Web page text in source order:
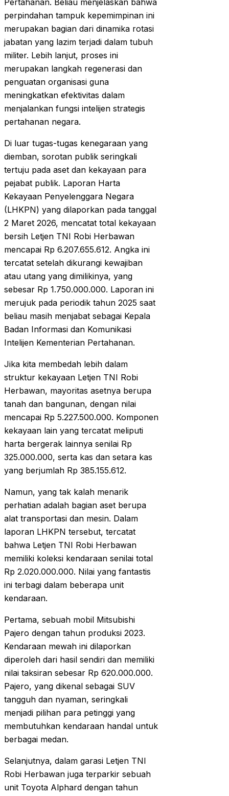
Pertahanan. Beliau menjelaskan bahwa
perpindahan tampuk kepemimpinan ini
merupakan bagian dari dinamika rotasi
jabatan yang lazim terjadi dalam tubuh
militer. Lebih lanjut, proses ini
merupakan langkah regenerasi dan
penguatan organisasi guna
meningkatkan efektivitas dalam
menjalankan fungsi intelijen strategis
pertahanan negara.
Di luar tugas-tugas kenegaraan yang
diemban, sorotan publik seringkali
tertuju pada aset dan kekayaan para
pejabat publik. Laporan Harta
Kekayaan Penyelenggara Negara
(LHKPN) yang dilaporkan pada tanggal
2 Maret 2026, mencatat total kekayaan
bersih Letjen TNI Robi Herbawan
mencapai Rp 6.207.655.612. Angka ini
tercatat setelah dikurangi kewajiban
atau utang yang dimilikinya, yang
sebesar Rp 1.750.000.000. Laporan ini
merujuk pada periodik tahun 2025 saat
beliau masih menjabat sebagai Kepala
Badan Informasi dan Komunikasi
Intelijen Kementerian Pertahanan.
Jika kita membedah lebih dalam
struktur kekayaan Letjen TNI Robi
Herbawan, mayoritas asetnya berupa
tanah dan bangunan, dengan nilai
mencapai Rp 5.227.500.000. Komponen
kekayaan lain yang tercatat meliputi
harta bergerak lainnya senilai Rp
325.000.000, serta kas dan setara kas
yang berjumlah Rp 385.155.612.
Namun, yang tak kalah menarik
perhatian adalah bagian aset berupa
alat transportasi dan mesin. Dalam
laporan LHKPN tersebut, tercatat
bahwa Letjen TNI Robi Herbawan
memiliki koleksi kendaraan senilai total
Rp 2.020.000.000. Nilai yang fantastis
ini terbagi dalam beberapa unit
kendaraan.
Pertama, sebuah mobil Mitsubishi
Pajero dengan tahun produksi 2023.
Kendaraan mewah ini dilaporkan
diperoleh dari hasil sendiri dan memiliki
nilai taksiran sebesar Rp 620.000.000.
Pajero, yang dikenal sebagai SUV
tangguh dan nyaman, seringkali
menjadi pilihan para petinggi yang
membutuhkan kendaraan handal untuk
berbagai medan.
Selanjutnya, dalam garasi Letjen TNI
Robi Herbawan juga terparkir sebuah
unit Toyota Alphard dengan tahun